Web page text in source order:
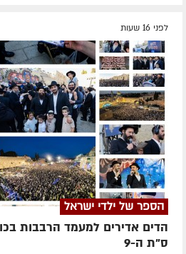
לפני 16 שעות
הספר של ילדי ישראל
הדים אדירים למעמד הרבבות
ס"ת ה-9